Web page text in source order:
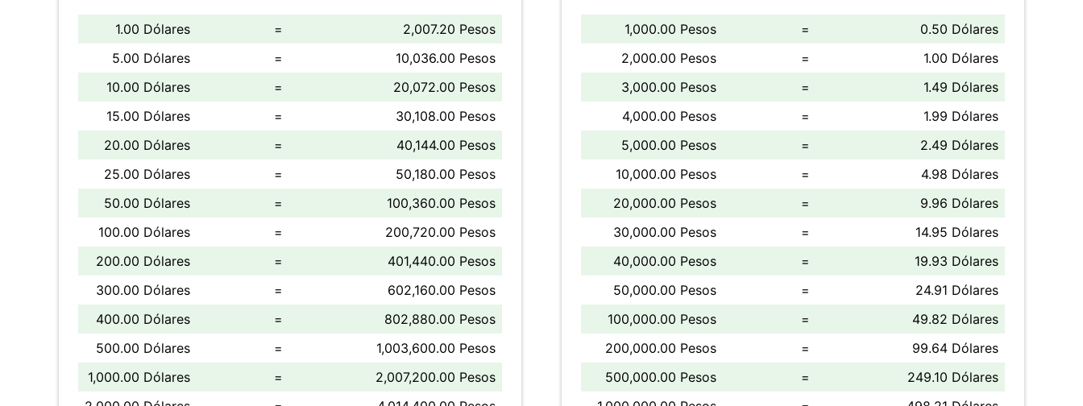
1.00 Dólares =
2,007.20 Pesos
5.00 Dólares
=
10,036.00 Pesos
10.00 Dólares
=
20,072.00 Pesos
15.00 Dólares
=
30,108.00 Pesos
20.00 Dólares
=
40,144.00 Pesos
25.00 Dólares
=
50,180.00 Pesos
50.00 Dólares
=
100,360.00 Pesos
100.00 Dólares
=
200,720.00 Pesos
200.00 Dólares
=
401,440.00 Pesos
300.00 Dólares
=
602,160.00 Pesos
400.00 Dólares
=
802,880.00 Pesos
500.00 Dólares
=
1,003,600.00 Pesos
1,000.00 Dólares
=
2,007,200.00 Pesos
1,000.00 Pesos =
0.50 Dólares
2,000.00 Pesos
=
1.00 Dólares
3,000.00 Pesos
=
1.49 Dólares
4,000.00 Pesos
=
1.99 Dólares
5,000.00 Pesos
=
2.49 Dólares
10,000.00 Pesos
=
4.98 Dólares
20,000.00 Pesos
=
9.96 Dólares
30,000.00 Pesos
=
14.95 Dólares
40,000.00 Pesos
=
19.93 Dólares
50,000.00 Pesos
=
24.91 Dólares
100,000.00 Pesos
=
49.82 Dólares
200,000.00 Pesos
=
99.64 Dólares
500,000.00 Pesos
=
249.10 Dólares